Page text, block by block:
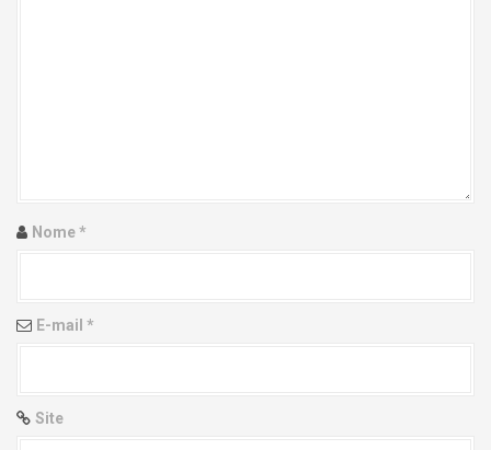
i
n
Nome*
E-mail *
Site